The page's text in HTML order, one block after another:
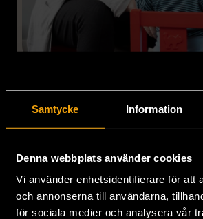
Samtycke Information
Denna webbplats använder cookies
Vi använder enhetsidentifierare för att
och annonserna till användarna,
för sociala medier och analysera vår
kunde hjälpa mig"
hon sig till mötesplats Vårberg för
beskriver hon platsen som hennes
livet.